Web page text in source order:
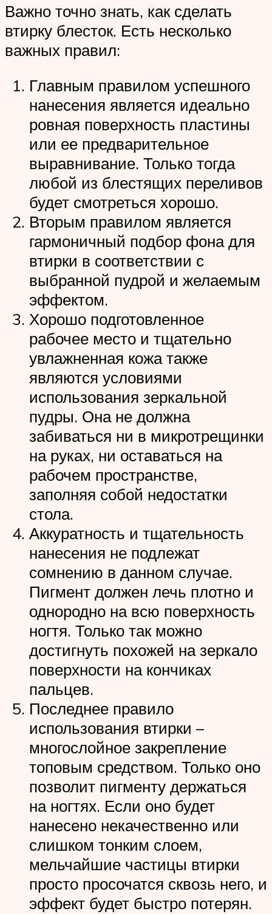
Важно точно знать, как сделать
втирку блесток. Есть несколько
важных правил:
Главным правилом успешного
нанесения является идеально
ровная поверхность пластины
или ее предварительное
выравнивание. Только тогда
любой из блестящих переливов
будет смотреться хорошо.
Вторым правилом является
гармоничный подбор фона для
втирки в соответствии с
выбранной пудрой и желаемым
эффектом.
Хорошо подготовленное
рабочее место и тщательно
увлажненная кожа также
являются условиями
использования зеркальной
пудры. Она не должна
забиваться ни в микротрещинки
на руках, ни оставаться на
рабочем пространстве,
заполняя собой недостатки
стола.
Аккуратность и тщательность
нанесения не подлежат
сомнению в данном случае.
Пигмент должен лечь плотно и
однородно на всю поверхность
ногтя. Только так можно
достигнуть похожей на зеркало
поверхности на кончиках
пальцев.
Последнее правило
использования втирки –
многослойное закрепление
топовым средством. Только оно
позволит пигменту держаться
на ногтях. Если оно будет
нанесено некачественно или
слишком тонким слоем,
мельчайшие частицы втирки
просто просочатся сквозь него, и
эффект будет быстро потерян.